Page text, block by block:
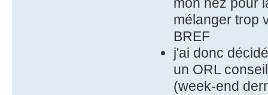
mélanger trop
BREF
j'ai donc
un ORL
(week-end